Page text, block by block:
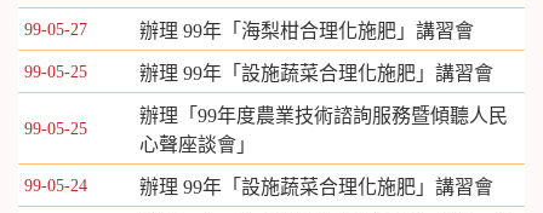
99-05-27 辦理 99年「海梨柑合理化施肥」講習會
99-05-25 辦理 99年「設施蔬菜合理化施肥」講習會
99-05-25
辦理「99年度農業技術諮詢服務暨傾聽人民
心聲座談會」
99-05-24 辦理 99年「設施蔬菜合理化施肥」講習會